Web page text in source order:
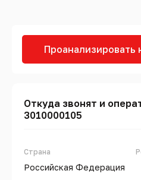
Проанализировать
Откуда звонят и
3010000105
Страна
Российская Федерация